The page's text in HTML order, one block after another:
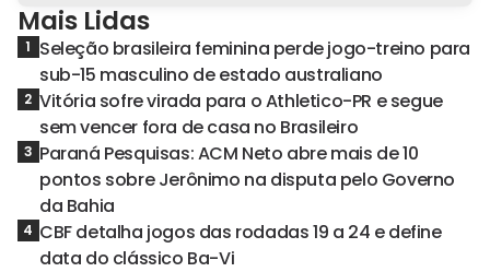
Mais Lidas
1 Seleção brasileira feminina perde jogo-treino para
sub-15 masculino de estado australiano
2 Vitória sofre virada para o Athletico-PR e segue
sem vencer fora de casa no Brasileiro
3 Paraná Pesquisas: ACM Neto abre mais de 10
pontos sobre Jerônimo na disputa pelo Governo
da Bahia
4 CBF detalha jogos das rodadas 19 a 24 e define
data do clássico Ba-Vi